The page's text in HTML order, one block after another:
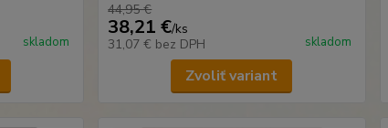
skladom
44,95 €
38,21 €/ks
31,07 € bez DPH skladom
Zvoliť variant